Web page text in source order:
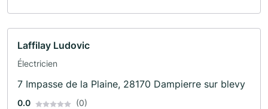
Laffilay Ludovic
Électricien
7 Impasse de la Plaine, 28170 Dampierre sur blevy
0.0 (0)